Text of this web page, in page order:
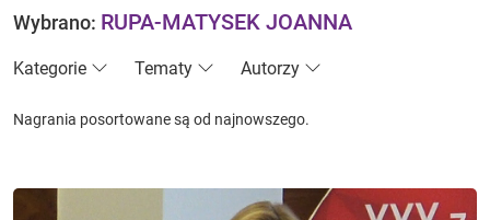
Wybrano: RUPA-MATYSEK JOANNA
Kategorie Tematy Autorzy
Nagrania posortowane są od najnowszego.